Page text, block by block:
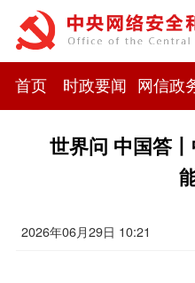
首页 时政要闻 网信政
世界问 中国答
2026年06月29日 10:21